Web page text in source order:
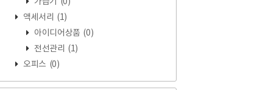
가습기
(0)
액세서리 (1)
아이디어상품 (0)
전선관리 (1)
오피스 (0)